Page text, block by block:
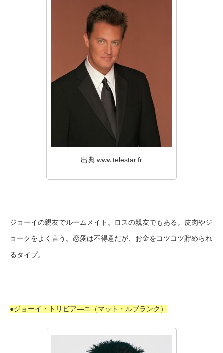
出典 www.telestar.fr
ジョーイの親友でルームメイト。ロスの親友でもある。皮肉やジ
ョークをよく言う。恋愛は不得意だが、お金をコツコツ貯められ
るタイプ。
●ジョーイ・トリビア―ニ（マット・ルブランク）